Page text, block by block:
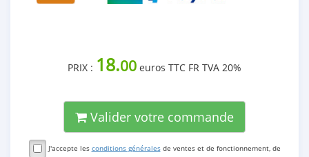
PRIX : 18.00 euros TTC FR TVA 20%
Valider votre commande
J'accepte les conditions généralesde ventes et de fonctionnement, de